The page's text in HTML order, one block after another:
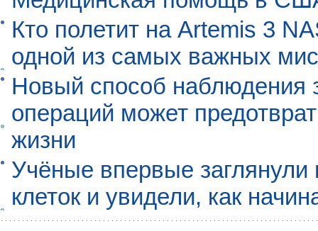
Кто полетит на Artemis 3
одной из самых важных
Новый способ наблюдения
операций может
жизни
Учёные впервые
клеток и увидели, как